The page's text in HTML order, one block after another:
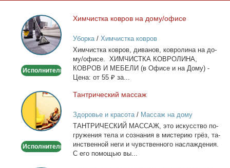
Химчистка
ковров
на
дому/
Исполнитель
Хим­чист­ка ков­ров на до­му/офи­се
Уборка/ Химчистка ковров
Хим­чист­ка ков­ров, ди­ва­нов, ков­ро­ли­на на до­
му/офи­се. ХИМЧИСТКА КОВРОЛИНА,
КОВРОВ И МЕБЕЛИ (в Офи­се и на До­му) -
Це­на: от 55 ₽ за...
Тантрический
массаж
Исполнитель
Тан­три­че­ский мас­саж
Здоровье и красота/ Массаж на дому
ТАНТРИЧЕСКИЙ МАССАЖ, это ис­кус­ство по­
гру­же­ния те­ла и со­зна­ния в ми­сте­рию грёз, та­
ин­ствен­ной неги и чув­ствен­но­го на­сла­жде­ния.
С его по­мо­щью вы...